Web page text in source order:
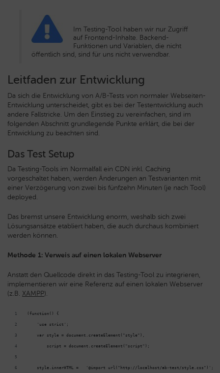
Im Testing-Tool haben wir nur Zugriff
auf Frontend-Inhalte. Backend-
Funktionen und Variablen, die nicht
öffentlich sind, sind für uns nicht verwendbar.
Leitfaden zur Entwicklung
Da sich die Entwicklung von A/B-Tests von normaler Webseiten-
Entwicklung unterscheidet, gibt es bei der Testentwicklung auch
andere Fallstricke. Um den Einstieg zu vereinfachen, sind im
folgenden Abschnitt grundlegende Punkte erklärt, die bei der
Entwicklung zu beachten sind.
Das Test Setup
Da Testing-Tools im Normalfall ein CDN inkl. Caching
vorgeschaltet haben, werden Änderungen an Testvarianten mit
einer Verzögerung von zwei bis fünfzehn Minuten (je nach Tool)
deployed.
Das bremst unsere Entwicklung enorm, weshalb sich zwei
Lösungsansätze etabliert haben, die auch durchaus kombiniert
werden können.
Methode 1: Verweis auf einen lokalen Webserver
Anstatt den Quellcode direkt in das Testing-Tool zu integrieren,
implementieren wir eine Referenz auf einen lokalen Webserver
(z.B. XAMPP).
(function() {
    'use strict';
    var style = document.createElement("style"),
        script = document.createElement("script");
    style.innerHTML =   '@import url("http://localhost/ab-test/style.css")';